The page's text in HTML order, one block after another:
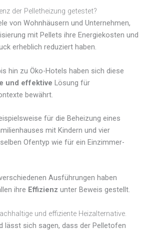
der Pelletheizung getestet?
von Wohnhäusern und Unternehmen,
mit Pellets ihre Energiekosten und
erheblich reduziert haben.
hin zu Öko-Hotels haben sich diese
und effektive Lösung für
bewährt.
für die Beheizung eines
mit Kindern und vier
Ofentyp wie für ein Einzimmer-
Ausführungen haben
ihre Effizienzunter Beweis gestellt.
und effiziente Heizalternative.
lässt sich sagen, dass der Pelletofen